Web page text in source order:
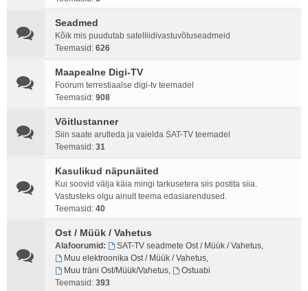
Seadmed
Kõik mis puudutab satelliidivastuvõtuseadmeid
Teemasid: 626
Maapealne Digi-TV
Foorum terrestiaalse digi-tv teemadel
Teemasid: 908
Võitlustanner
Siin saate arutleda ja vaielda SAT-TV teemadel
Teemasid: 31
Kasulikud näpunäited
Kui soovid välja käia mingi tarkusetera siis postita siia.
Vastusteks olgu ainult teema edasiarendused.
Teemasid: 40
Ost / Müük / Vahetus
Alafoorumid: SAT-TV seadmete Ost / Müük / Vahetus,
Muu elektroonika Ost / Müük / Vahetus,
Muu träni Ost/Müük/Vahetus,
Ostuabi
Teemasid: 393